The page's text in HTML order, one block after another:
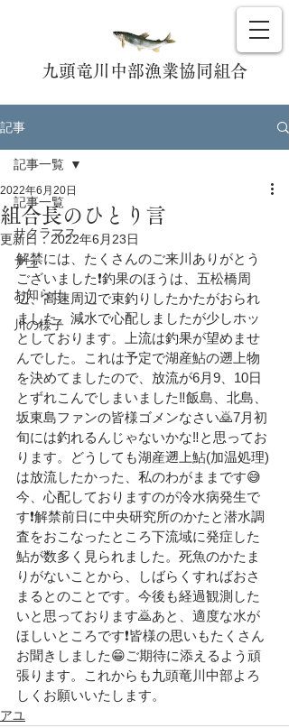
九頭竜川中部漁業協同組合
記事
記事一覧
サクラマス
アユ
お知らせ
川の様子
記事一覧
組合長のひとり言
2022年6月20日
更新日：2022年6月23日
解禁には、たくさんのご来川ありがとう
ございました❗釣果のほうは、五松橋周
辺、高速周辺で束釣りしたかたがおられ
ました。減水で心配しましたが少しホッ
としております。上流は釣果が望めませ
んでした。これは予定で湖産鮎の遡上物
を決めてましたので、放流が6月9、10日
とずれこんでしまいました‼️飯島、北島、
坂東島ファンの皆様ゴメンなさい🙇7月初
旬には釣れるんじゃないかな‼️と思ってお
ります。どうしても湖産遡上鮎(加温処理)
は放流したかった、私のわがままです😅
今、心配しておりますのが冷水病発生で
す❗解禁前日に中央研究所のかたと潜水調
査をおこなったところ下流域に発症した
鮎が数多く見られました。死魚のかたま
りがないことから、しばらくすればおさ
まるとのことです。今後も経過観測した
いと思っております🙇あと、適度な水が
ほしいところです❗皆様の思いもたくさん
お聞きしました😁ご期待に添えるよう頑
張ります。これからも九頭竜川中部よろ
しくお願いいたします。
アユ